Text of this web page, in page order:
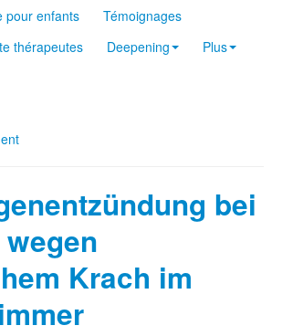
pour enfants
Témoignages
thérapeutes Deepening
Plus
bei
Krach im